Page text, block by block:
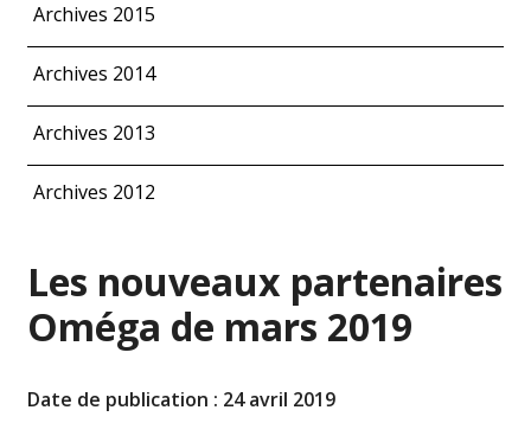
Archives 2015
Archives 2014
Archives 2013
Archives 2012
Les nouveaux partenaires
Oméga de mars 2019
Date de publication : 24 avril 2019